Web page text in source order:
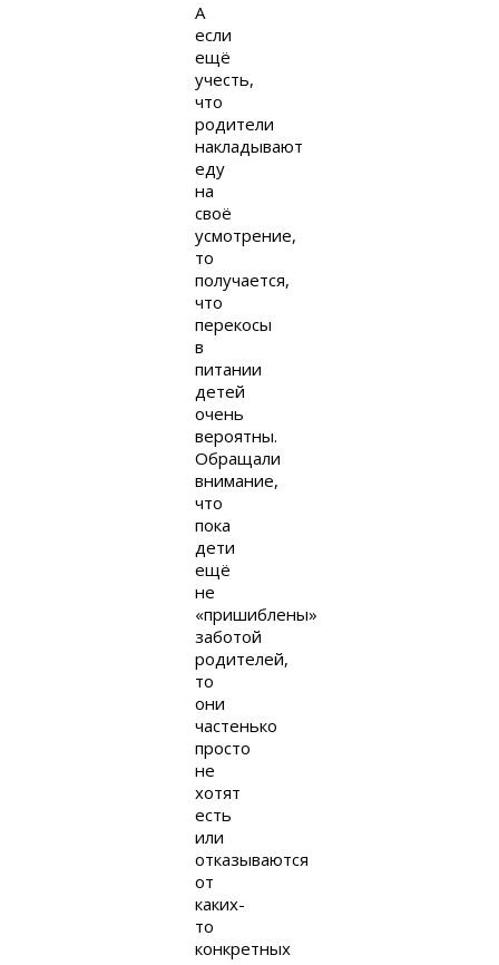
А
если
ещё
учесть,
что
родители
накладывают
еду
на
своё
усмотрение,
то
получается,
что
перекосы
в
питании
детей
очень
вероятны.
Обращали
внимание,
что
пока
дети
ещё
не
«пришиблены»
заботой
родителей,
то
они
частенько
просто
не
хотят
есть
или
отказываются
от
каких-
то
конкретных